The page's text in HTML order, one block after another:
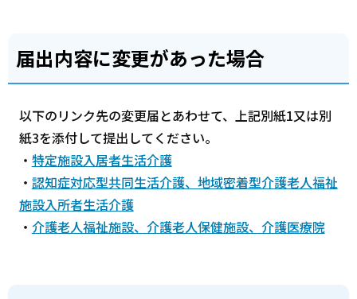
届出内容に変更があった場合
以下のリンク先の変更届とあわせて、上記別紙1又は別
紙3を添付して提出してください。
・ 特定施設入居者生活介護
・ 認知症対応型共同生活介護、地域密着型介護老人福祉
施設入所者生活介護
・ 介護老人福祉施設、介護老人保健施設、介護医療院